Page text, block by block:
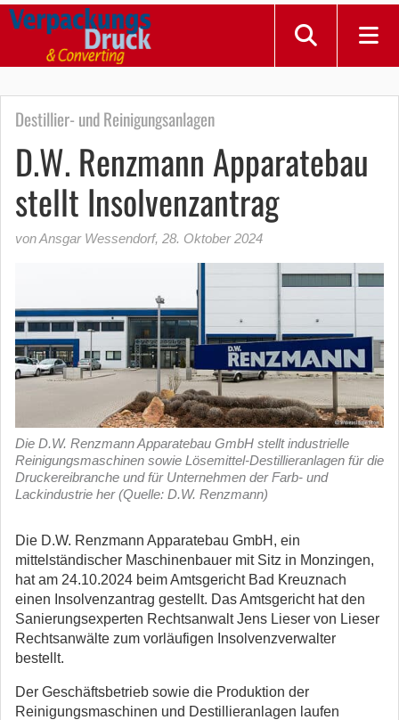
Destillier- und Reinigungsanlagen
D.W. Renzmann Apparatebau
stellt Insolvenzantrag
von Ansgar Wessendorf, 28. Oktober 2024
Die D.W. Renzmann Apparatebau GmbH stellt industrielle
Reinigungsmaschinen sowie Lösemittel-Destillieranlagen für die
Druckereibranche und für Unternehmen der Farb- und
Lackindustrie her (Quelle: D.W. Renzmann)
Die D.W. Renzmann Apparatebau GmbH, ein
mittelständischer Maschinenbauer mit Sitz in Monzingen,
hat am 24.10.2024 beim Amtsgericht Bad Kreuznach
einen Insolvenzantrag gestellt. Das Amtsgericht hat den
Sanierungsexperten Rechtsanwalt Jens Lieser von Lieser
Rechtsanwälte zum vorläufigen Insolvenzverwalter
bestellt.
Der Geschäftsbetrieb sowie die Produktion der
Reinigungsmaschinen und Destillieranlagen laufen